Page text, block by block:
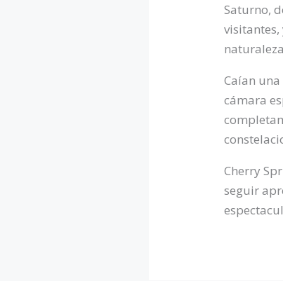
Saturno,
Caían
cámara
Cherry
seguir